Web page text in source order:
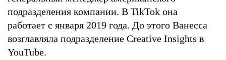
подразделения компании. В TikTok она
работает с января 2019 года. До этого Ванесса
возглавляла подразделение Creative Insights в
YouTube.